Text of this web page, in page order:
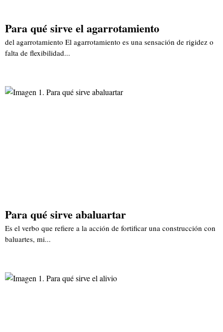
Para qué sirve el agarrotamiento
del agarrotamiento El agarrotamiento es una sensación de rigidez o
falta de flexibilidad...
Para qué sirve abaluartar
Es el verbo que refiere a la acción de fortificar una construcción con
baluartes, mi...